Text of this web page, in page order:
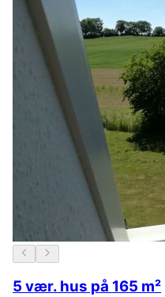
5 vær. hus på 165 m²